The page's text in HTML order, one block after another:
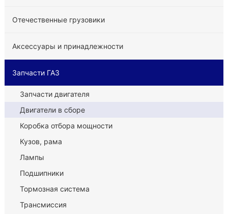
Отечественные грузовики
Аксессуары и принадлежности
Запчасти ГАЗ
Запчасти двигателя
Двигатели в сборе
Коробка отбора мощности
Кузов, рама
Лампы
Подшипники
Тормозная система
Трансмиссия